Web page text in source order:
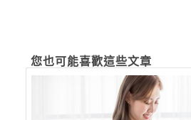
您也可能喜歡這些文章